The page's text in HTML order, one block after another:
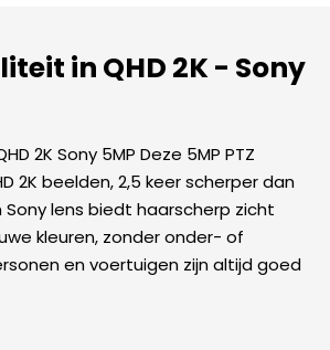
in QHD 2K - Sony
2K Sony 5MP Deze 5MP PTZ
2K beelden, 2,5 keer scherper dan
Sony lens biedt haarscherp zicht
kleuren, zonder onder- of
en voertuigen zijn altijd goed